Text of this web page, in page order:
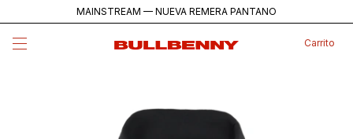
MAINSTREAM — NUEVA REMERA PANTANO
Carrito